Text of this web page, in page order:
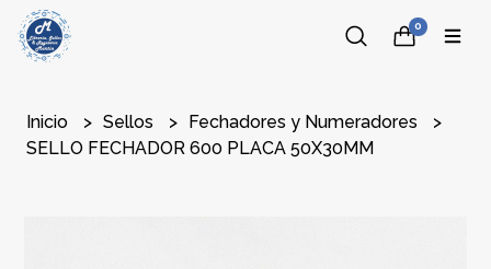
0
Inicio Sellos
Fechadores y Numeradores
SELLO FECHADOR 600 PLACA 50X30MM